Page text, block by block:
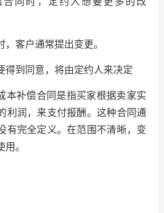
，客户通常提出变更。
得到同意，将由定约人来决定
本补偿合同是指买家根据卖家实
利润，来支付报酬。这种合同通
有完全定义。在范围不清晰，变
。